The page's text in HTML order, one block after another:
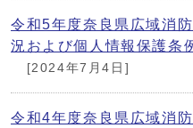
令和5年度奈良県広域消
況および個人情報保護条
[2024年7月4日]
令和4年度奈良県広域消